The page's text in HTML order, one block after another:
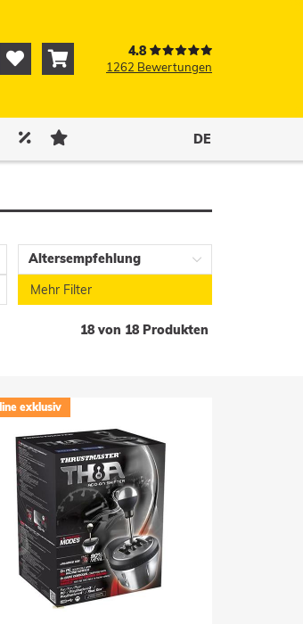
  4.8
1262 Bewertungen
  DE
Altersempfehlung
Mehr Filter
18 von 18 Produkten
exklusiv